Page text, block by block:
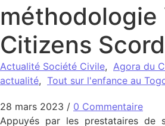
méthodologie
Citizens
Actualité Société Civile, Agora du
actualité, Tout sur l'enfance au
28 mars 2023 / 0 Commentaire
Appuyés par les prestataires de